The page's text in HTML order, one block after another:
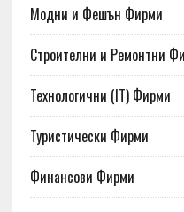
Модни и Фешън Фирми
Строителни и Ремонтни
Технологични (IT) Фирми
Туристически Фирми
Финансови Фирми